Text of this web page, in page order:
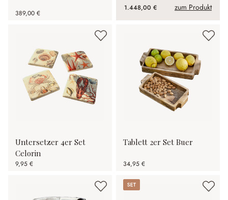
389,00 €
1.448,00 € zum Produkt
Untersetzer 4er Set
Celorin
9,95 €
Tablett 2er Set Buer
34,95 €
Set